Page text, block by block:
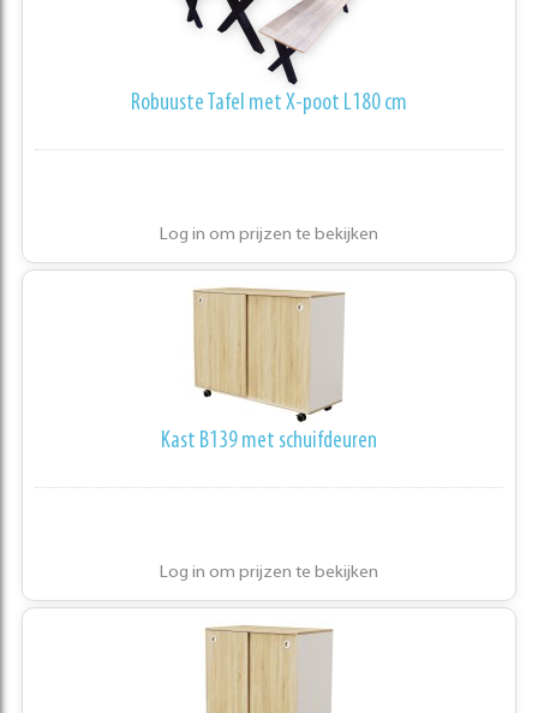
Robuuste Tafel met X-poot L180 cm
Log in om prijzen te bekijken
Kast B139 met schuifdeuren
Log in om prijzen te bekijken